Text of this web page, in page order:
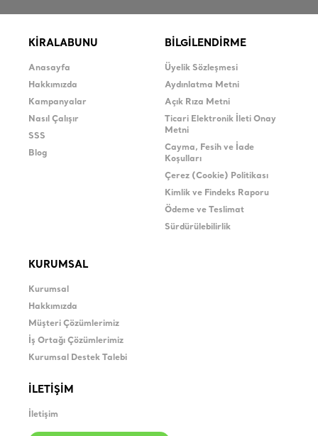
KİRALABUNU
Anasayfa
Hakkımızda
Kampanyalar
Nasıl Çalışır
SSS
Blog
BİLGİLENDİRME
Üyelik Sözleşmesi
Aydınlatma Metni
Açık Rıza Metni
Ticari Elektronik İleti Onay
Metni
Cayma, Fesih ve İade
Koşulları
Çerez (Cookie) Politikası
Kimlik ve Findeks Raporu
Ödeme ve Teslimat
Sürdürülebilirlik
KURUMSAL
Kurumsal
Hakkımızda
Müşteri Çözümlerimiz
İş Ortağı Çözümlerimiz
Kurumsal Destek Talebi
İLETİŞİM
İletişim